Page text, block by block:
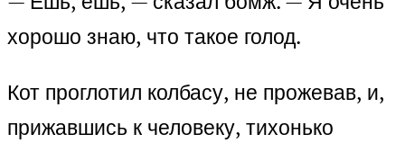
хорошо знаю, что такое голод.
Кот проглотил колбасу, не прожевав, и,
прижавшись к человеку, тихонько